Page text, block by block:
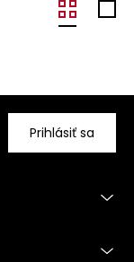
Prihlásiť sa